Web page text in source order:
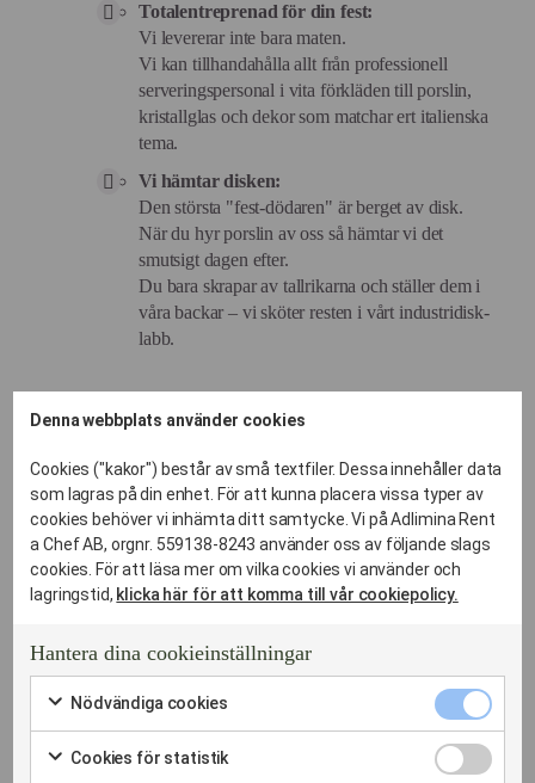
Totalentreprenad för din fest:
Vi levererar inte bara maten.
Vi kan tillhandahålla allt från professionell
serveringspersonal i vita förkläden till porslin,
kristallglas och dekor som matchar ert italienska
tema.
Vi hämtar disken:
Den största "fest-dödaren" är berget av disk.
När du hyr porslin av oss så hämtar vi det
smutsigt dagen efter.
Du bara skrapar av tallrikarna och ställer dem i
våra backar – vi sköter resten i vårt industridisk-
labb.
Vi hjälper kunder i centrala Söderort samt i närliggande
I kvarteren kring/vid bland annat:
Enskede
Vantör
Hägersten
Liljeholmen
Denna webbplats använder cookies
Cookies ("kakor") består av små textfiler. Dessa innehåller data
som lagras på din enhet. För att kunna placera vissa typer av
cookies behöver vi inhämta ditt samtycke. Vi på Adlimina Rent
a Chef AB, orgnr. 559138-8243 använder oss av följande slags
cookies. För att läsa mer om vilka cookies vi använder och
lagringstid, klicka här för att komma till vår cookiepolicy.
Hantera dina cookieinställningar
Nödvändiga cookies
att
cookies
kryssruta
Cookies för statistik
Cookies
för